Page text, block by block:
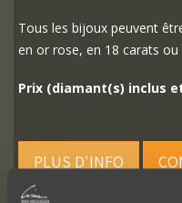
Tous les bijoux peuvent
en or rose, en 18 carats ou
Prix (diamant(s) inclus
PLUS D'INFO